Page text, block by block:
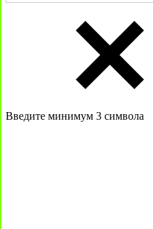
Введите минимум 3 символа